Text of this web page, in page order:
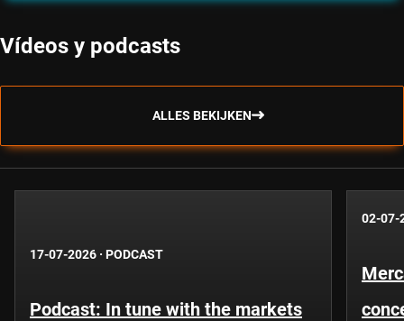
Vídeos y podcasts
ALLES BEKIJKEN
17-07-2026 · PODCAST
Podcast: In tune with the markets
02-07-